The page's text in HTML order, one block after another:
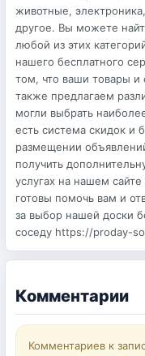
животные,
другое. Вы можете
любой из этих
нашего бесплатного
том, что ваши товары и
также предлагаем
могли выбрать
есть система скидок и
размещении
получить
услугах на нашем
готовы помочь вам и
за выбор нашей доски
соседу https://proday-
Комментарии
Комментариев к